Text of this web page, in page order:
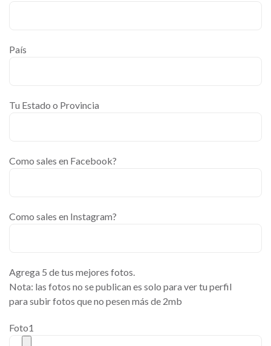
País
Tu Estado o Provincia
Como sales en Facebook?
Como sales en Instagram?
Agrega 5 de tus mejores fotos.
Nota: las fotos no se publican es solo para ver tu perfil
para subir fotos que no pesen más de 2mb
Foto1